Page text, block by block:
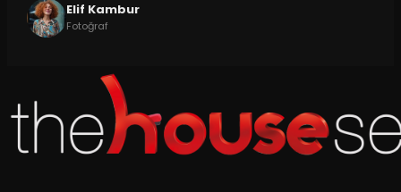
Elif Kambur
Fotoğraf